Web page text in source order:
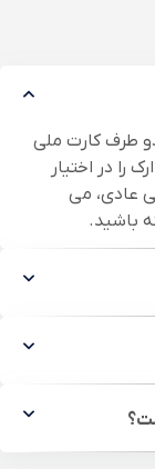
دو طرف کارت ملی
را در اختیار
عادی، می